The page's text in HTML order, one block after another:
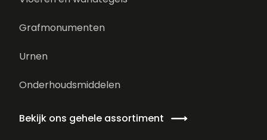
Grafmonumenten
Urnen
Onderhoudsmiddelen
Bekijk ons gehele assortiment